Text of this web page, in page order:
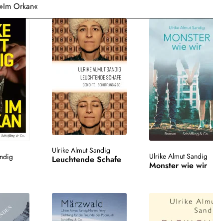
Orkan«
Ulrike Almut Sandig
Leuchtende Schafe Ulrike Almut Sandig
Monster wie wir